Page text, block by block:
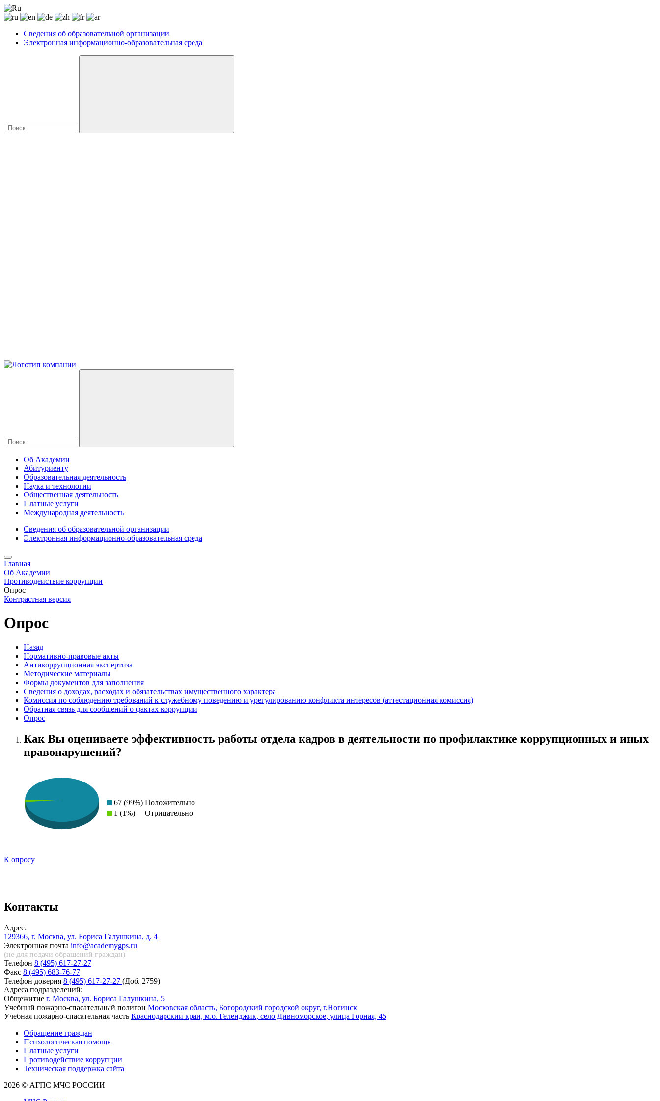
Сведения об образовательной организации
Электронная информационно-образовательная среда
Об Академии
Абитуриенту
Образовательная деятельность
Наука и технологии
Общественная деятельность
Платные услуги
Международная деятельность
Сведения об образовательной организации
Электронная информационно-образовательная среда
Главная
Об Академии
Противодействие коррупции
Опрос
Контрастная версия
Опрос
Назад
Нормативно-правовые акты
Антикоррупционная экспертиза
Методические материалы
Формы документов для заполнения
Сведения о доходах, расходах и обязательствах имущественного характера
Комиссия по соблюдению требований к служебному поведению и урегулированию конфликта интересов (аттестационная комиссия)
Обратная связь для сообщений о фактах коррупции
Опрос
Как Вы оцениваете эффективность работы отдела кадров в деятельности по профилактике коррупционных и иных
правонарушений?
67 (99%) Положительно
1 (1%)
Отрицательно
К опросу
Контакты
Адрес:
129366, г. Москва, ул. Бориса Галушкина, д. 4
Электронная почта info@academygps.ru
(не для подачи обращений граждан)
Телефон 8 (495) 617-27-27
Факс 8 (495) 683-76-77
Телефон доверия 8 (495) 617-27-27 (Доб. 2759)
Адреса подразделений:
Общежитие г. Москва, ул. Бориса Галушкина, 5
Учебный пожарно-спасательный полигон Московская область, Богородский городской округ, г.Ногинск
Учебная пожарно-спасательная часть Краснодарский край, м.о. Геленджик, село Дивноморское, улица Горная, 45
Обращение граждан
Психологическая помощь
Платные услуги
Противодействие коррупции
Техническая поддержка сайта
2026 © АГПС МЧС РОССИИ